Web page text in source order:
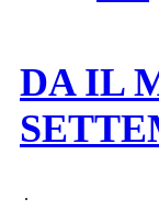
DA IL
.